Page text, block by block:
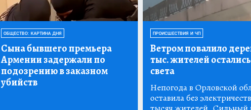
ОБЩЕСТВО: КАРТИНА ДНЯ
Сына бывшего премьера
Армении задержали по
подозрению в заказном
убийств
ПРОИСШЕСТВИЯ И ЧП
Ветром повалило
тыс.жителей
света
Непогода в Орловской
оставила без